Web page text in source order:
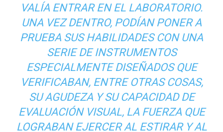
VALÍA ENTRAR EN EL LABORATORIO.
UNA VEZ DENTRO, PODÍAN PONER A
PRUEBA SUS HABILIDADES CON UNA
SERIE DE INSTRUMENTOS
ESPECIALMENTE DISEÑADOS QUE
VERIFICABAN, ENTRE OTRAS COSAS,
SU AGUDEZA Y SU CAPACIDAD DE
EVALUACIÓN VISUAL, LA FUERZA QUE
LOGRABAN EJERCER AL ESTIRAR Y AL